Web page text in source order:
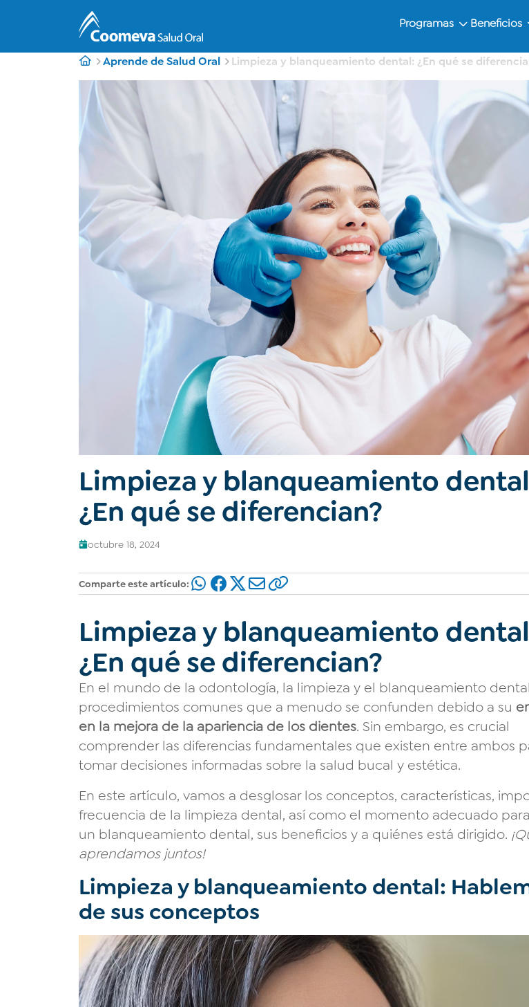
Programas Beneficios
Aprende de Salud Oral Limpieza y blanqueamiento dental: ¿En qué se
Limpieza y blanqueamiento
¿En qué se diferencian?
octubre 18, 2024
Comparte este artículo:
Limpieza y blanqueamiento
¿En qué se diferencian?
En el mundo de la odontología, la limpieza y el blanqueamiento
procedimientos comunes que a menudo se confunden debido a su
en la mejora de la apariencia de los dientes. Sin embargo, es crucial
comprender las diferencias fundamentales que existen entre ambos
tomar decisiones informadas sobre la salud bucal y estética.
En este artículo, vamos a desglosar los conceptos, características,
frecuencia de la limpieza dental, así como el momento adecuado
un blanqueamiento dental, sus beneficios y a quiénes está dirigido.
aprendamos juntos!
Limpieza y blanqueamiento dental:
de sus conceptos